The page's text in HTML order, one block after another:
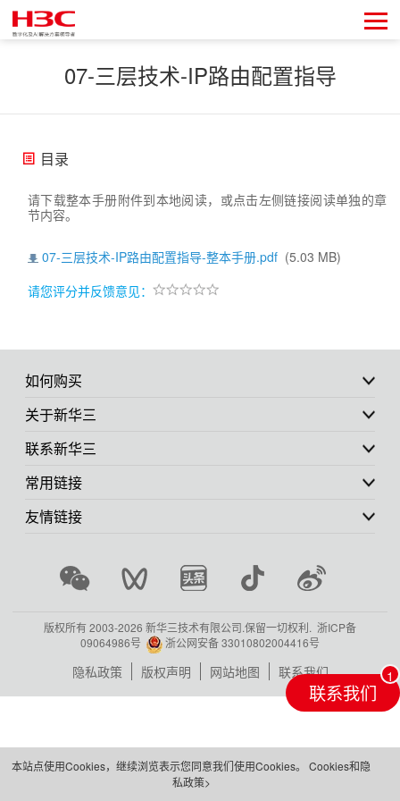
07-三层技术-IP路由配置指导
目录
请下载整本手册附件到本地阅读，或点击左侧链接阅读单独的章
节内容。
07-三层技术-IP路由配置指导-整本手册.pdf (5.03 MB)
请您评分并反馈意见：
如何购买
关于新华三
联系新华三
常用链接
友情链接
版权所有 2003-2026 新华三技术有限公司.保留一切权利. 浙ICP备
09064986号
浙公网安备 33010802004416号
隐私政策 版权声明 网站地图 联系我们
联系我们
本站点使用Cookies，继续浏览表示您同意我们使用Cookies。 Cookies和隐
私政策>